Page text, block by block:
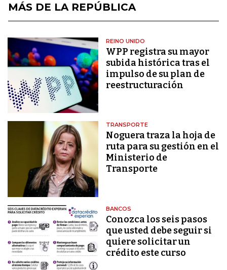
MÁS DE LA REPÚBLICA
REINO UNIDO
WPP registra su mayor
subida histórica tras el
impulso de su plan de
reestructuración
TRANSPORTE
Noguera traza la hoja de
ruta para su gestión en el
Ministerio de
Transporte
BANCOS
Conozca los seis pasos
que usted debe seguir si
quiere solicitar un
crédito este curso